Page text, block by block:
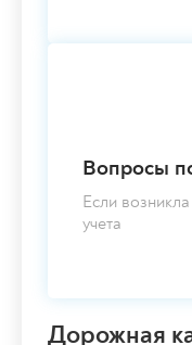
Вопросы
Если
учета
Дорожная